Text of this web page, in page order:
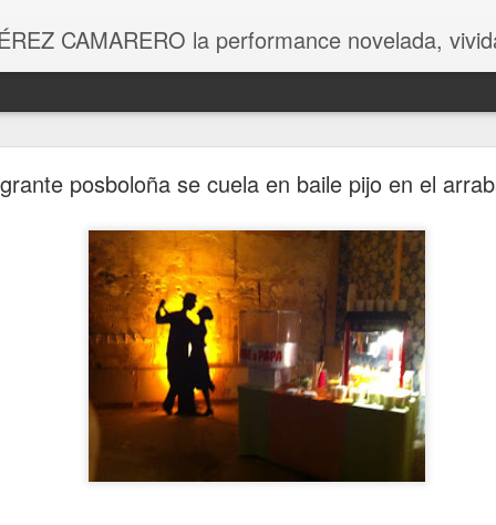
posboloña se cuela en baile pijo en el
CAMARERO la performance novelada,
Fin del posbolonio